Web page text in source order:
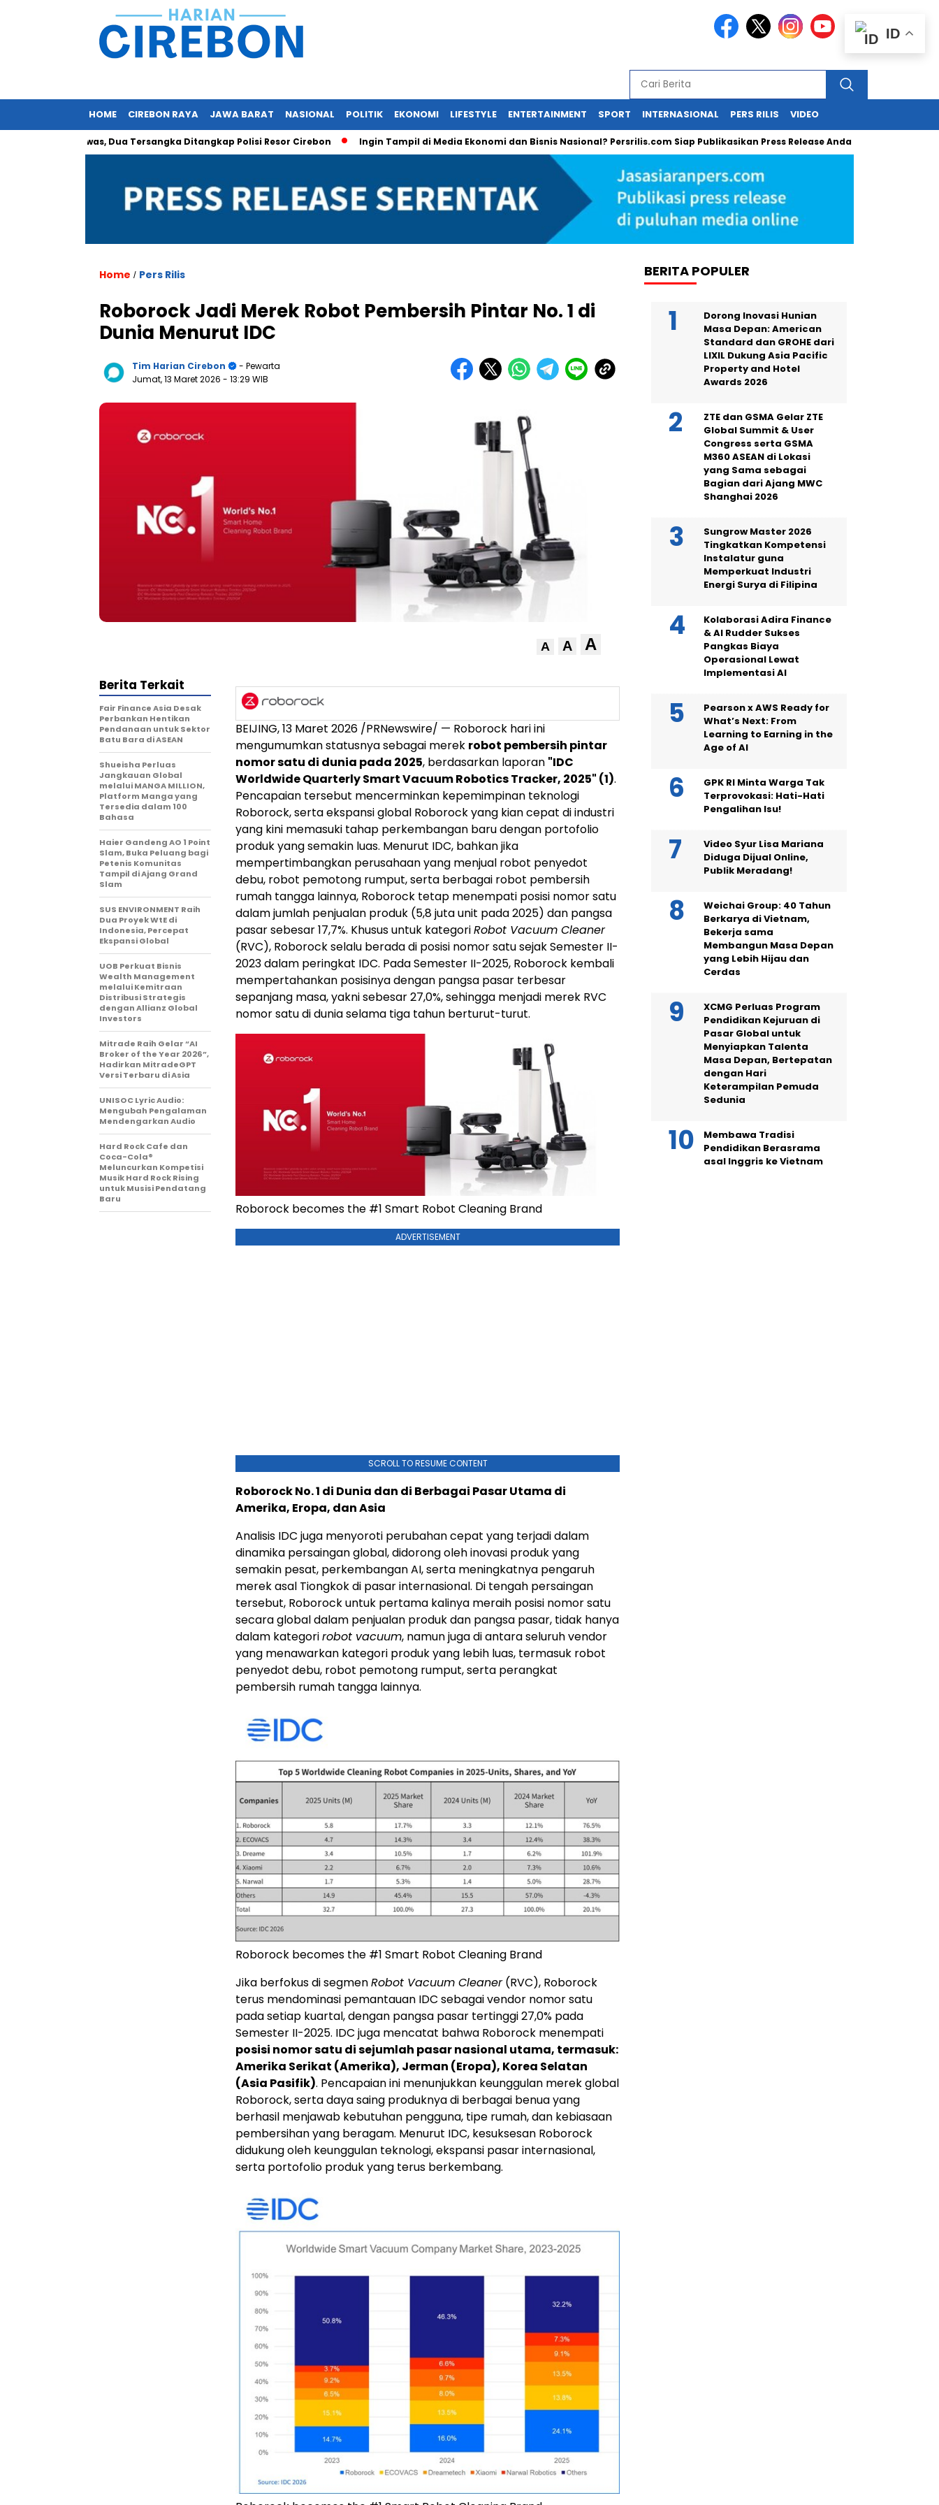
HOME CIREBON RAYA JAWA BARAT NASIONAL POLITIK EKONOMI LIFESTYLE ENTERTAINMENT SPORT INTERNASIONAL PERS RILIS VIDEO
Tewas, Dua Tersangka Ditangkap Polisi Resor Cirebon Ingin Tampil di Media Ekonomi dan Bisnis Nasional? Persrilis.com Siap Publikasikan Press Release Anda! Guru SD di
Home / Pers Rilis
Roborock Jadi Merek Robot Pembersih Pintar No. 1 di
Dunia Menurut IDC
Tim Harian Cirebon
- Pewarta
Jumat, 13 Maret 2026 - 13:29 WIB
A A A
BEIJING,13 Maret 2026 /PRNewswire/ — Roborock hari ini
mengumumkan statusnya sebagai merek robot pembersih pintar
nomor satu di dunia pada 2025, berdasarkan laporan "IDC
Worldwide Quarterly Smart Vacuum Robotics Tracker, 2025" (1).
Pencapaian tersebut mencerminkan kepemimpinan teknologi
Roborock, serta ekspansi global Roborock yang kian cepat di industri
yang kini memasuki tahap perkembangan baru dengan portofolio
produk yang semakin luas. Menurut IDC, bahkan jika
mempertimbangkan perusahaan yang menjual robot penyedot
debu, robot pemotong rumput, serta berbagai robot pembersih
rumah tangga lainnya, Roborock tetap menempati posisi nomor satu
dalam jumlah penjualan produk (5,8 juta unit pada 2025) dan pangsa
pasar sebesar 17,7%. Khusus untuk kategoriRobot Vacuum Cleaner
(RVC), Roborock selalu berada di posisi nomor satu sejak Semester II-
2023 dalam peringkat IDC. Pada Semester II-2025, Roborock kembali
mempertahankan posisinya dengan pangsa pasar terbesar
sepanjang masa, yakni sebesar 27,0%, sehingga menjadi merek RVC
nomor satu di dunia selama tiga tahun berturut-turut.
Roborock becomes the #1 Smart Robot Cleaning Brand
ADVERTISEMENT
SCROLL TO RESUME CONTENT
Roborock No. 1 di Dunia dan di Berbagai Pasar Utama di
Amerika, Eropa, dan Asia
Analisis IDC juga menyoroti perubahan cepat yang terjadi dalam
dinamika persaingan global, didorong oleh inovasi produk yang
semakin pesat, perkembangan AI, serta meningkatnya pengaruh
merek asal Tiongkok di pasar internasional. Di tengah persaingan
tersebut, Roborock untuk pertama kalinya meraih posisi nomor satu
secara global dalam penjualan produk dan pangsa pasar, tidak hanya
dalam kategorirobot vacuum, namun juga di antara seluruh vendor
yang menawarkan kategori produk yang lebih luas, termasuk robot
penyedot debu, robot pemotong rumput, serta perangkat
pembersih rumah tangga lainnya.
Roborock becomes the #1 Smart Robot Cleaning Brand
Jika berfokus di segmenRobot Vacuum Cleaner(RVC), Roborock
terus mendominasi pemantauan IDC sebagai vendor nomor satu
pada setiap kuartal, dengan pangsa pasar tertinggi 27,0% pada
Semester II-2025. IDC juga mencatat bahwa Roborock menempati
posisi nomor satu di sejumlah pasar nasional utama, termasuk:
Amerika Serikat (Amerika), Jerman (Eropa), Korea Selatan
(Asia Pasifik). Pencapaian ini menunjukkan keunggulan merek global
Roborock, serta daya saing produknya di berbagai benua yang
berhasil menjawab kebutuhan pengguna, tipe rumah, dan kebiasaan
pembersihan yang beragam. Menurut IDC, kesuksesan Roborock
didukung oleh keunggulan teknologi, ekspansi pasar internasional,
serta portofolio produk yang terus berkembang.
Berita Terkait
Fair Finance Asia Desak
Perbankan Hentikan
Pendanaan untuk Sektor
Batu Bara di ASEAN
Shueisha Perluas
Jangkauan Global
melalui MANGA MILLION,
Platform Manga yang
Tersedia dalam 100
Bahasa
Haier Gandeng AO 1 Point
Slam, Buka Peluang bagi
Petenis Komunitas
Tampil di Ajang Grand
Slam
SUS ENVIRONMENT Raih
Dua Proyek WtE di
Indonesia, Percepat
Ekspansi Global
UOB Perkuat Bisnis
Wealth Management
melalui Kemitraan
Distribusi Strategis
dengan Allianz Global
Investors
Mitrade Raih Gelar “AI
Broker of the Year 2026”,
Hadirkan MitradeGPT
Versi Terbaru di Asia
UNISOC Lyric Audio:
Mengubah Pengalaman
Mendengarkan Audio
Hard Rock Cafe dan
Coca-Cola®
Meluncurkan Kompetisi
Musik Hard Rock Rising
untuk Musisi Pendatang
Baru
BERITA POPULER
Dorong Inovasi Hunian
Masa Depan: American
Standard dan GROHE dari
LIXIL Dukung Asia Pacific
Property and Hotel
Awards 2026
ZTE dan GSMA Gelar ZTE
Global Summit & User
Congress serta GSMA
M360 ASEAN di Lokasi
yang Sama sebagai
Bagian dari Ajang MWC
Shanghai 2026
Sungrow Master 2026
Tingkatkan Kompetensi
Instalatur guna
Memperkuat Industri
Energi Surya di Filipina
Kolaborasi Adira Finance
& AI Rudder Sukses
Pangkas Biaya
Operasional Lewat
Implementasi AI
Pearson x AWS Ready for
What’s Next: From
Learning to Earning in the
Age of AI
GPK RI Minta Warga Tak
Terprovokasi: Hati-Hati
Pengalihan Isu!
Video Syur Lisa Mariana
Diduga Dijual Online,
Publik Meradang!
Weichai Group: 40 Tahun
Berkarya di Vietnam,
Bekerja sama
Membangun Masa Depan
yang Lebih Hijau dan
Cerdas
XCMG Perluas Program
Pendidikan Kejuruan di
Pasar Global untuk
Menyiapkan Talenta
Masa Depan, Bertepatan
dengan Hari
Keterampilan Pemuda
Sedunia
Membawa Tradisi
Pendidikan Berasrama
asal Inggris ke Vietnam
ID